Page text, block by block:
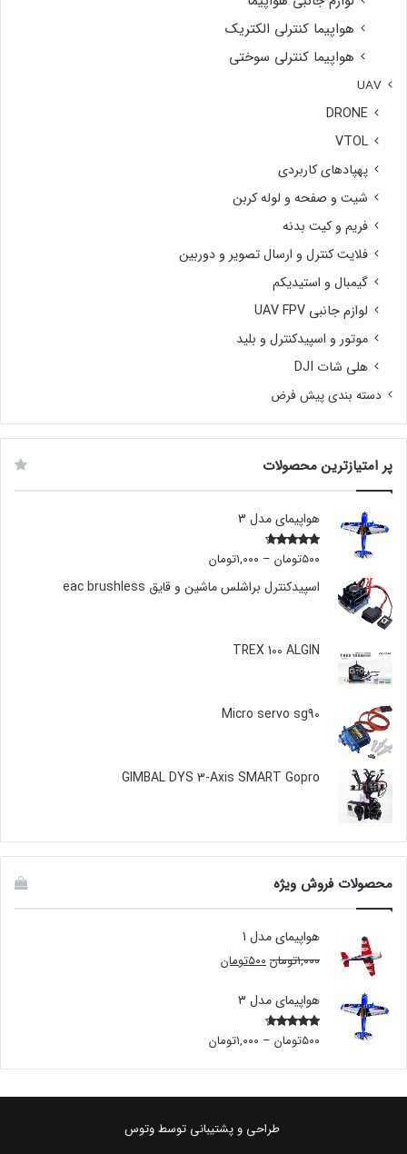
هواپیما کنترلی الکتریک
هواپیما کنترلی سوختی
UAV
DRONE
VTOL
پهپادهای کاربردی
شیت و صفحه و لوله کربن
فریم و کیت بدنه
فلایت کنترل و ارسال تصویر و دوربین
گیمبال و استیدیکم
لوازم جانبی UAV FPV
موتور و اسپیدکنترل و بلید
هلی شات DJI
دسته بندی پیش فرض
پر امتیازترین محصولات
هواپیمای مدل 3
Rated
4.00
of 5
۵۰۰تومان – ۱,۰۰۰تومان
اسپیدکنترل براشلس ماشین و قایق eac brushless
TREX 100 ALGIN
Micro servo sg90
GIMBAL DYS 3-Axis SMART Gopro
محصولات فروش ویژه
هواپیمای مدل 1
۱,۰۰۰تومان۵۰۰تومان
هواپیمای مدل 3
Rated
4.00
۵۰۰تومان – ۱,۰۰۰تومان
طراحی و پشتیبانی توسطوتوس